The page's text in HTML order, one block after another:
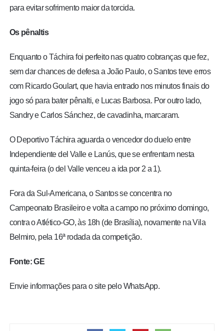
para evitar sofrimento maior da torcida.
Os pênaltis
Enquanto o Táchira foi perfeito nas quatro cobranças que fez,
sem dar chances de defesa a João Paulo, o Santos teve erros
com Ricardo Goulart, que havia entrado nos minutos finais do
jogo só para bater pênalti, e Lucas Barbosa. Por outro lado,
Sandry e Carlos Sánchez, de cavadinha, marcaram.
O Deportivo Táchira aguarda o vencedor do duelo entre
Independiente del Valle e Lanús, que se enfrentam nesta
quinta-feira (o del Valle venceu a ida por 2 a 1).
Fora da Sul-Americana, o Santos se concentra no
Campeonato Brasileiro e volta a campo no próximo domingo,
contra o Atlético-GO, às 18h (de Brasília), novamente na Vila
Belmiro, pela 16ª rodada da competição.
Fonte: GE
Envie informações para o site pelo WhatsApp.